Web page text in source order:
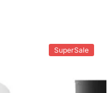
SuperSale